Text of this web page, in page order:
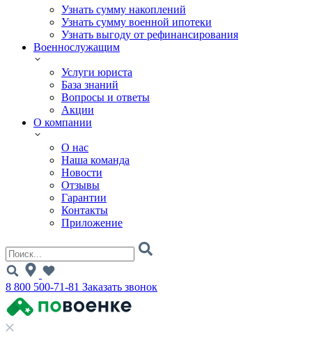
Узнать сумму накоплений
Узнать сумму военной ипотеки
Узнать выгоду от рефинансирования
Военнослужащим
Услуги юриста
База знаний
Вопросы и ответы
Акции
О компании
О нас
Наша команда
Новости
Отзывы
Гарантии
Контакты
Приложение
8 800 500-71-81 Заказать звонок